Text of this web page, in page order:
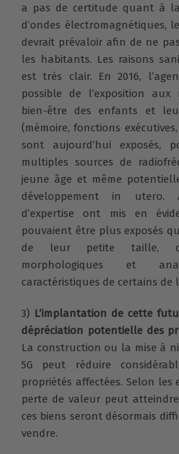
a pas de certitude quant à la
d’ondes électromagnétiques,
devrait prévaloir afin de ne
les habitants. Les raisons
est très clair. En 2016,
possible de l’exposition aux
bien-être des enfants et
(mémoire, fonctions
sont aujourd’hui
multiples sources de
jeune âge et même
développement in utero.
d’expertise ont mis en
pouvaient être plus exposés
de leur petite taille,
morphologiques et
caractéristiques de certains de
3) L’implantation de cette
dépréciation potentielle des
La construction ou la mise à
5G peut réduire
propriétés affectées. Selon les
perte de valeur peut
ces biens seront désormais
vendre.